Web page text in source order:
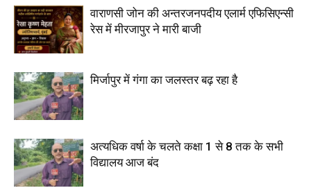
वाराणसी जोन की अन्तरजनपदीय एलार्म एफिसिएन्सी
रेस में मीरजापुर ने मारी बाजी
मिर्जापुर में गंगा का जलस्तर बढ़ रहा है
अत्यधिक वर्षा के चलते कक्षा 1 से 8 तक के सभी
विद्यालय आज बंद